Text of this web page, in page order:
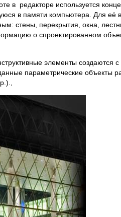
в редакторе используется
в памяти компьютера. Для её
стены, перекрытия, окна,
о спроектированном
элементы создаются
параметрические объекты